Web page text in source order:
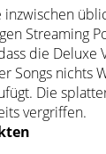
Streaming
die Deluxe
Songs nichts
Die
vergriffen.